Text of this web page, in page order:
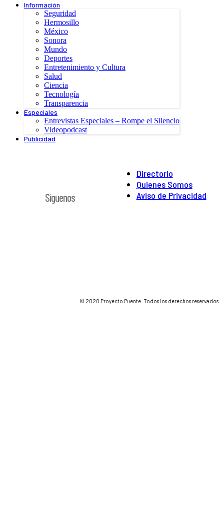
Información
Seguridad
Hermosillo
México
Sonora
Mundo
Deportes
Entretenimiento y Cultura
Salud
Ciencia
Tecnología
Transparencia
Especiales
Entrevistas Especiales – Rompe el Silencio
Videopodcast
Publicidad
Directorio
Quienes Somos
Aviso de Privacidad
Síguenos
© 2020 Proyecto Puente. Todos los derechos reservados.